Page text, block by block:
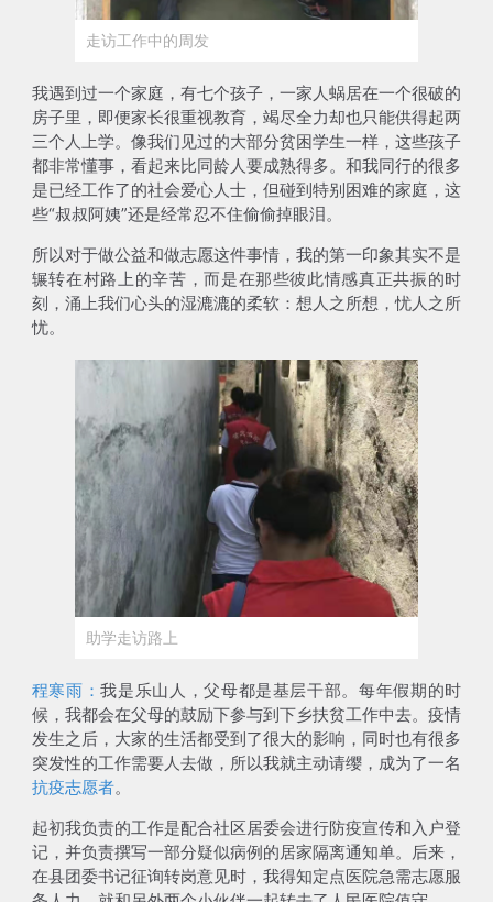
走访工作中的周发
我遇到过一个家庭，有七个孩子，一家人蜗居在一个很破的
房子里，即便家长很重视教育，竭尽全力却也只能供得起两
三个人上学。像我们见过的大部分贫困学生一样，这些孩子
都非常懂事，看起来比同龄人要成熟得多。和我同行的很多
是已经工作了的社会爱心人士，但碰到特别困难的家庭，这
些“叔叔阿姨”还是经常忍不住偷偷掉眼泪。
所以对于做公益和做志愿这件事情，我的第一印象其实不是
辗转在村路上的辛苦，而是在那些彼此情感真正共振的时
刻，涌上我们心头的湿漉漉的柔软 ：想人之所想，忧人之所
忧。
助学走访路上
程寒雨：我是乐山人，父母都是基层干部。每年假期的时
候，我都会在父母的鼓励下参与到下乡扶贫工作中去。疫情
发生之后，大家的生活都受到了很大的影响，同时也有很多
突发性的工作需要人去做，所以我就主动请缨，成为了一名
抗疫志愿者。
起初我负责的工作是配合社区居委会进行防疫宣传和入户登
记，并负责撰写一部分疑似病例的居家隔离通知单。后来，
在县团委书记征询转岗意见时，我得知定点医院急需志愿服